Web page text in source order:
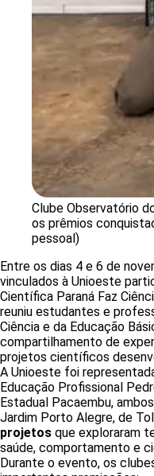
Clube Observatório
os prêmios
pessoal)
Entre os dias 4 e 6 de
vinculados à Unioeste
Científica Paraná Faz
reuniu estudantes e
Ciência e da Educação
compartilhamento de
projetos científicos
A Unioeste foi
Educação Profissional
Estadual Pacaembu,
Jardim Porto Alegre, de
projetos que exploraram
saúde, comportamento e
Durante o evento, os